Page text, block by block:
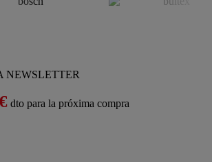
NEWSLETTER
dto para la próxima compra